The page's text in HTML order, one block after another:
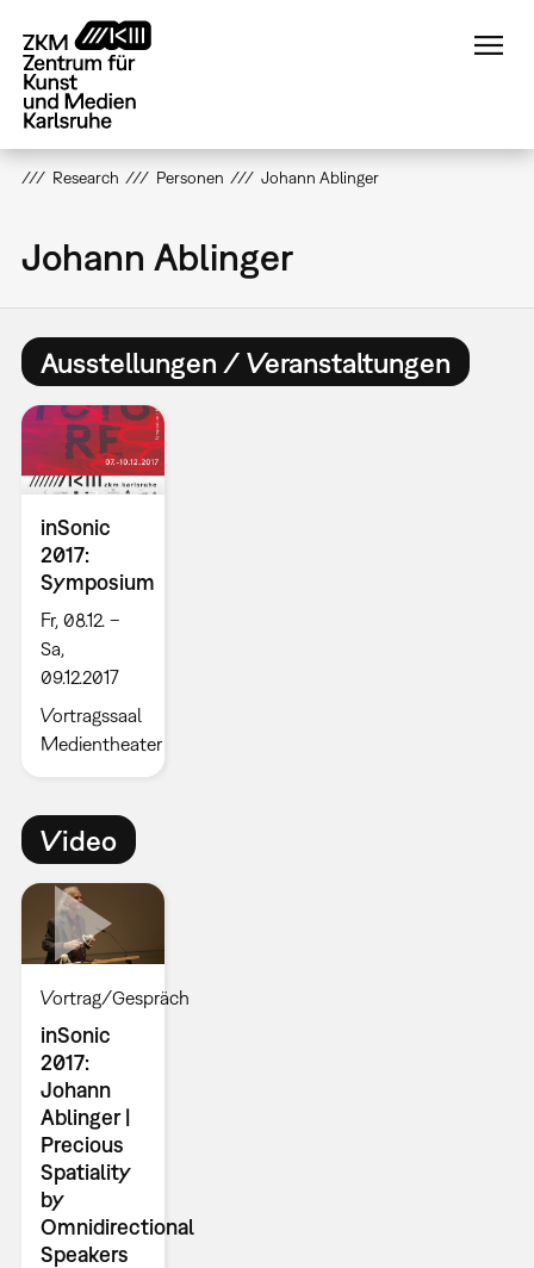
zum
Inhalt
Research Personen Johann Ablinger
Johann Ablinger
Ausstellungen / Veranstaltungen
inSonic
2017:
Symposium
Fr, 08.12. –
Sa,
09.12.2017
Vortragssaal
Medientheater
Video
Vortrag/Gespräch
inSonic
2017:
Johann
Ablinger |
Precious
Spatiality
by
Omnidirectional
Speakers